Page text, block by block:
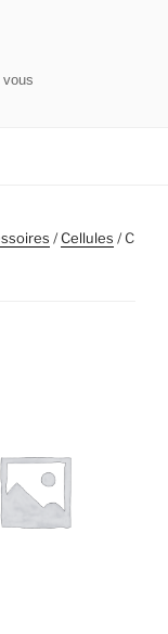
/Cellules / C